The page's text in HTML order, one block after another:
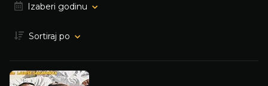
Izaberi godinu
Sortiraj po